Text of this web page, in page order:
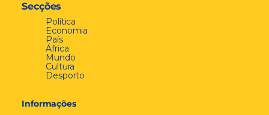
Secções
Política
Economia
País
África
Mundo
Cultura
Desporto
Informações